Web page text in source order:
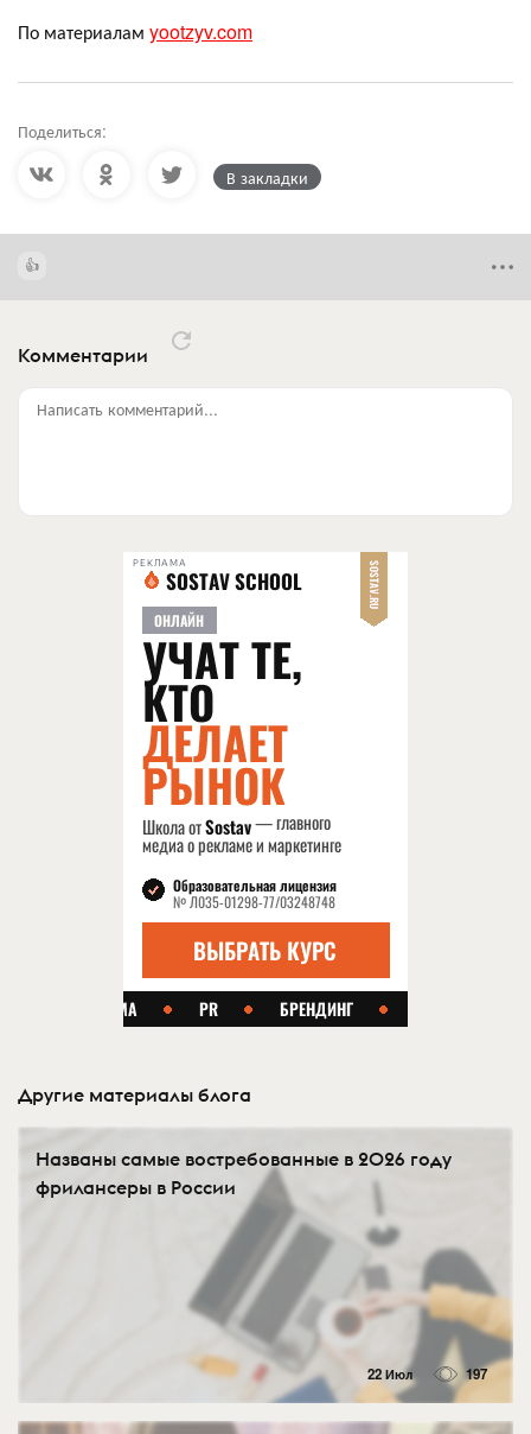
По материалам yootzyv.com
Поделиться:
В закладки
Комментарии
Написать комментарий...
РЕКЛАМА
Другие материалы блога
Названы самые востребованные в 2026 году
фрилансеры в России
22 Июл 197